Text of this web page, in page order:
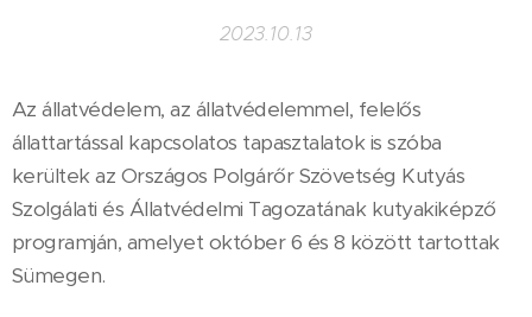
2023.10.13
Az állatvédelem, az állatvédelemmel, felelős
állattartással kapcsolatos tapasztalatok is szóba
kerültek az Országos Polgárőr Szövetség Kutyás
Szolgálati és Állatvédelmi Tagozatának kutyakiképző
programján, amelyet október 6 és 8 között tartottak
Sümegen.